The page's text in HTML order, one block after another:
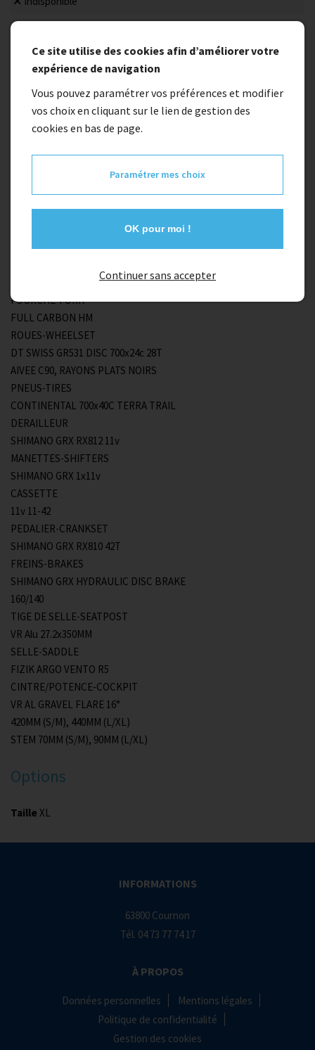
2 132,00 €
ALLOY 6061 EDGE TUBING
FOURCHE-FORK
FULL CARBON HM
ROUES-WHEELSET
DT SWISS GR531 DISC 700x24c 28T
AIVEE C90, RAYONS PLATS NOIRS
PNEUS-TIRES
CONTINENTAL 700x40C TERRA TRAIL
DERAILLEUR
SHIMANO GRX RX812 11v
MANETTES-SHIFTERS
SHIMANO GRX 1x11v
CASSETTE
11v 11-42
PEDALIER-CRANKSET
SHIMANO GRX RX810 42T
FREINS-BRAKES
SHIMANO GRX HYDRAULIC DISC BRAKE
160/140
TIGE DE SELLE-SEATPOST
VR Alu 27.2x350MM
SELLE-SADDLE
FIZIK ARGO VENTO R5
CINTRE/POTENCE-COCKPIT
VR AL GRAVEL FLARE 16°
420MM (S/M), 440MM (L/XL)
STEM 70MM (S/M), 90MM (L/XL)
Options
Taille XL
INFORMATIONS
63800 Cournon
Tél. 04 73 77 74 17
À PROPOS
Données personnelles
Mentions légales
Politique de confidentialité
Gestion des cookies
Ce site utilise des cookies afin d’améliorer votre
expérience de navigation
Vous pouvez paramétrer vos préférences et modifier
vos choix en cliquant sur le lien de gestion des
cookies en bas de page.
Paramétrer mes choix
OK pour moi !
Continuer sans accepter